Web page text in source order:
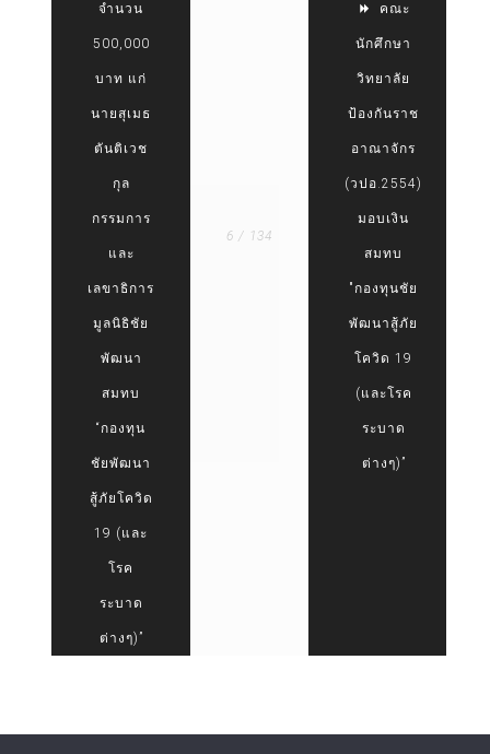
จำนวน
500,000
บาท แก่
นายสุเมธ
ตันติเวช
กุล
กรรมการ
และ
เลขาธิการ
มูลนิธิชัย
พัฒนา
สมทบ
“กองทุน
ชัยพัฒนา
สู้ภัยโควิด
19 (และ
โรค
ระบาด
ต่างๆ)”
6 / 134
คณะ
นักศึกษา
วิทยาลัย
ป้องกันราช
อาณาจักร
(วปอ.2554)
มอบเงิน
สมทบ
"กองทุนชัย
พัฒนาสู้ภัย
โควิด 19
(และโรค
ระบาด
ต่างๆ)”